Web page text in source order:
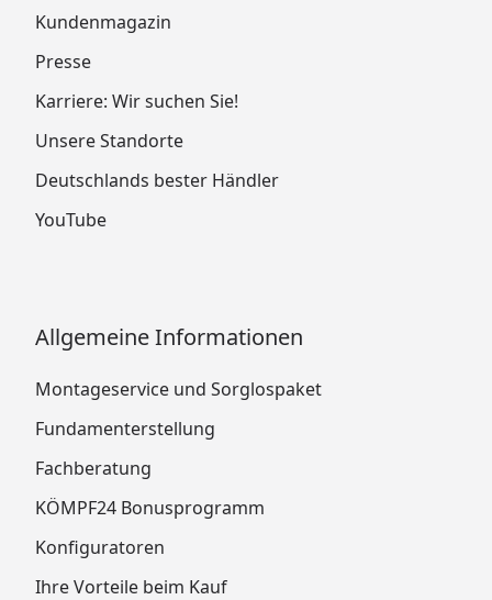
Kundenmagazin
Presse
Karriere: Wir suchen Sie!
Unsere Standorte
Deutschlands bester Händler
YouTube
Allgemeine Informationen
Montageservice und Sorglospaket
Fundamenterstellung
Fachberatung
KÖMPF24 Bonusprogramm
Konfiguratoren
Ihre Vorteile beim Kauf